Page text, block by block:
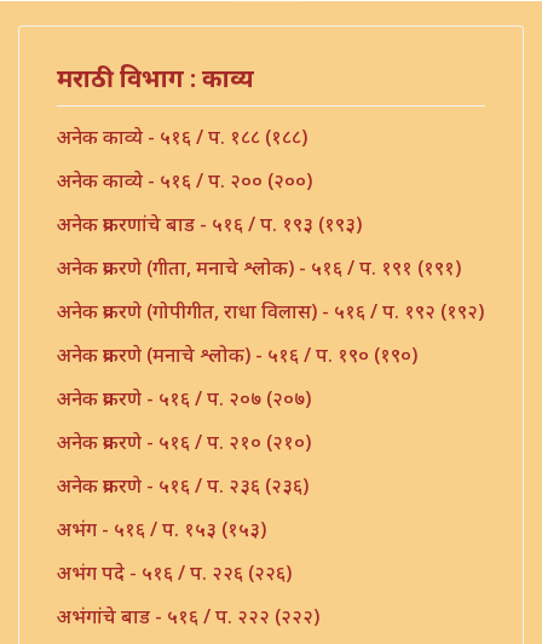
मराठी विभाग : काव्य
अनेक काव्ये - ५१६ / प. १८८ (१८८)
अनेक काव्ये - ५१६ / प. २०० (२००)
अनेक प्रकरणांचे बाड - ५१६ / प. १९३ (१९३)
अनेक प्रकरणे (गीता, मनाचे श्लोक) - ५१६ / प. १९१ (१९१)
अनेक प्रकरणे (गोपीगीत, राधा विलास) - ५१६ / प. १९२ (१९२)
अनेक प्रकरणे (मनाचे श्लोक) - ५१६ / प. १९० (१९०)
अनेक प्रकरणे - ५१६ / प. २०७ (२०७)
अनेक प्रकरणे - ५१६ / प. २१० (२१०)
अनेक प्रकरणे - ५१६ / प. २३६ (२३६)
अभंग - ५१६ / प. १५३ (१५३)
अभंग पदे - ५१६ / प. २२६ (२२६)
अभंगांचे बाड - ५१६ / प. २२२ (२२२)